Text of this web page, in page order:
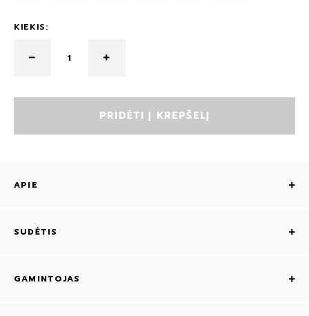
KIEKIS:
PRIDĖTI Į KREPŠELĮ
APIE
SUDĖTIS
GAMINTOJAS